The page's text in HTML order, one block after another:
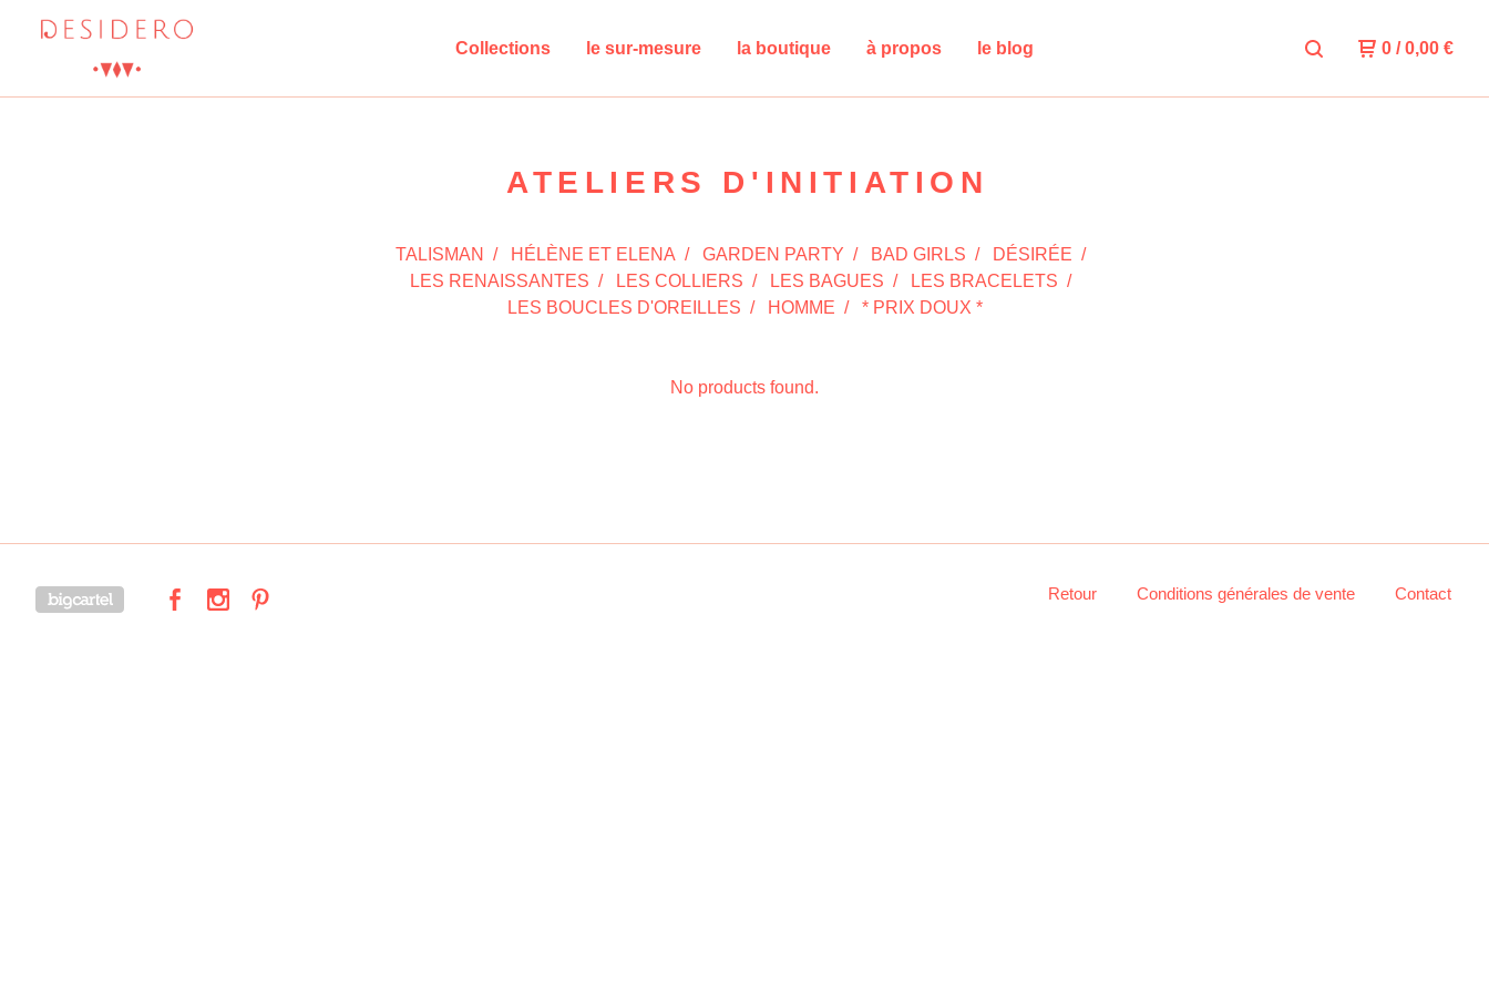
Collections le sur-mesure la boutique à propos le blog 0 /0,00 €
ATELIERS D'INITIATION
TALISMAN HÉLÈNE ET ELENA GARDEN PARTY BAD GIRLS
DÉSIRÉE
LES RENAISSANTES
LES COLLIERS LES BAGUES
LES BRACELETS
LES BOUCLES D'OREILLES
HOMME * PRIX DOUX *
No products found.
Retour Conditions générales de vente Contact